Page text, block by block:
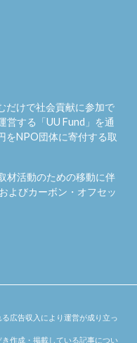
だけで社会貢献に参加で
営する「UU Fund 」を通
をNPO団体に寄付する取
材活動のための移動に伴
よびカーボン・オフセッ
広告収入により運営が成り立っ
作成・掲載している記事につい